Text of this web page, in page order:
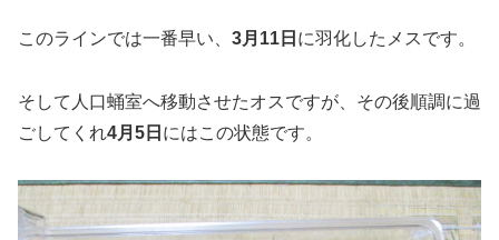
このラインでは一番早い、 3月11日 に羽化したメスです。
そして人口蛹室へ移動させたオスですが、その後順調に過
ごしてくれ4月5日 にはこの状態です。